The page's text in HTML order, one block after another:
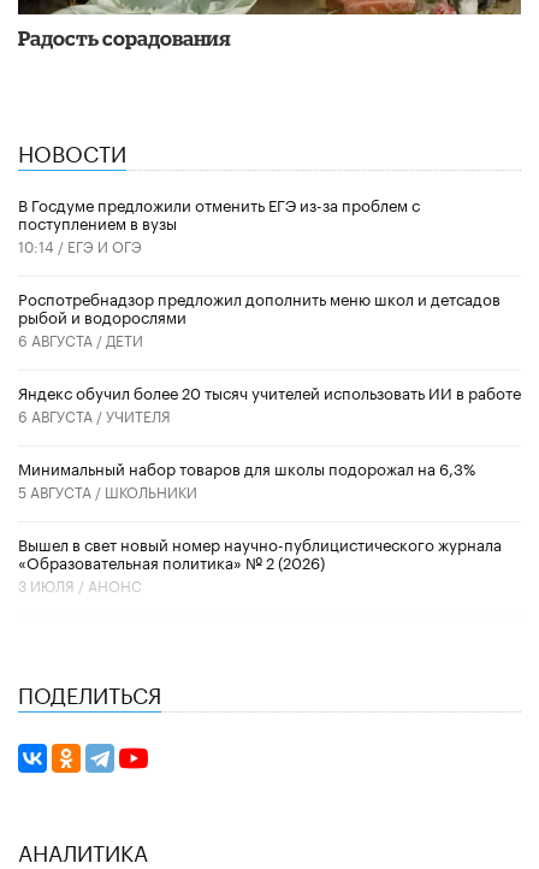
Радость сорадования
НОВОСТИ
В Госдуме предложили отменить ЕГЭ из-за проблем с
поступлением в вузы
10:14 / ЕГЭ И ОГЭ
Роспотребнадзор предложил дополнить меню школ и детсадов
рыбой и водорослями
6 АВГУСТА / ДЕТИ
​Яндекс обучил более 20 тысяч учителей использовать ИИ в работе
6 АВГУСТА /УЧИТЕЛЯ
Минимальный набор товаров для школы подорожал на 6,3%
5 АВГУСТА / ШКОЛЬНИКИ
Вышел в свет новый номер научно-публицистического журнала
«Образовательная политика» № 2 (2026)
3 ИЮЛЯ / АНОНС
ПОДЕЛИТЬСЯ
АНАЛИТИКА